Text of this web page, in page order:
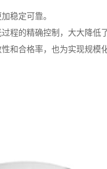
稳定可靠。
程的精确控制，大大降低
和合格率，也为实现规模